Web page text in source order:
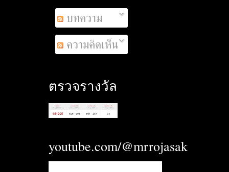
บทความ
ความคิดเห็น
ตรวจรางวัล
youtube.com/@mrrojasak